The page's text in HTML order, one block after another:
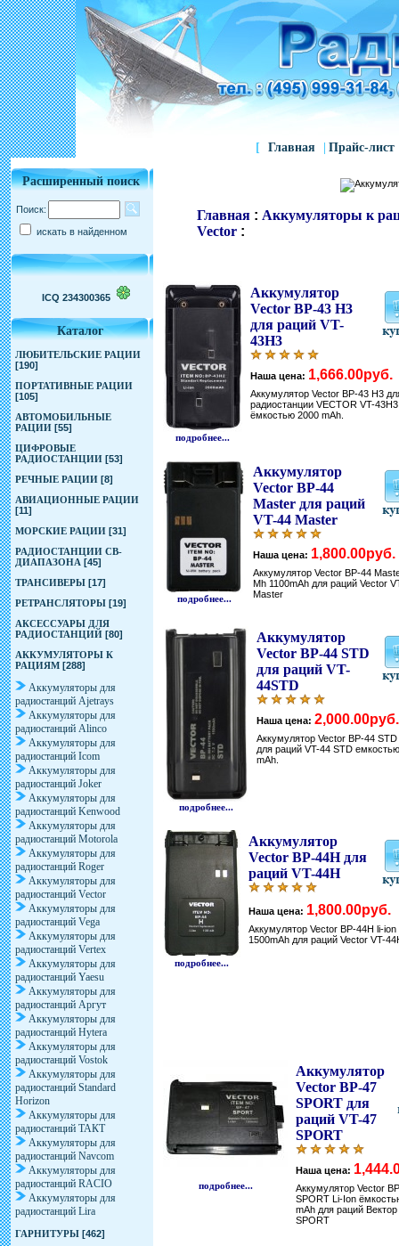
[ Главная Прайс-лист
Расширенный поиск
Поиск:
искать в найденном
ICQ 234300365
Каталог
ЛЮБИТЕЛЬСКИЕ РАЦИИ
[190]
ПОРТАТИВНЫЕ РАЦИИ
[105]
АВТОМОБИЛЬНЫЕ
РАЦИИ [55]
ЦИФРОВЫЕ
РАДИОСТАНЦИИ [53]
РЕЧНЫЕ РАЦИИ [8]
АВИАЦИОННЫЕ РАЦИИ
[11]
МОРСКИЕ РАЦИИ [31]
РАДИОСТАНЦИИ CB-
ДИАПАЗОНА [45]
ТРАНСИВЕРЫ [17]
РЕТРАНСЛЯТОРЫ [19]
АКСЕССУАРЫ ДЛЯ
РАДИОСТАНЦИЙ [80]
АККУМУЛЯТОРЫ К
РАЦИЯМ [288]
Аккумуляторы для
радиостанций Ajetrays
Аккумуляторы для
радиостанций Alinco
Аккумуляторы для
радиостанций Icom
Аккумуляторы для
радиостанций Joker
Аккумуляторы для
радиостанций Kenwood
Аккумуляторы для
радиостанций Motorola
Аккумуляторы для
радиостанций Roger
Аккумуляторы для
радиостанций Vector
Аккумуляторы для
радиостанций Vega
Аккумуляторы для
радиостанций Vertex
Аккумуляторы для
радиостанций Yaesu
Аккумуляторы для
радиостанций Аргут
Аккумуляторы для
радиостанций Hytera
Аккумуляторы для
радиостанций Vostok
Аккумуляторы для
радиостанций Standard
Horizon
Аккумуляторы для
радиостанций ТАКТ
Аккумуляторы для
радиостанций Navcom
Аккумуляторы для
радиостанций RACIO
Аккумуляторы для
радиостанций Lira
ГАРНИТУРЫ [462]
Главная : Аккумуляторы к
Vector :
подробнее...
Аккумулятор
Vector BP-43 H3
для раций VT-
43H3
Наша цена: 1,666.00руб.
Аккумулятор Vector BP-43 H3
радиостанции VECTOR VT-
ёмкостью 2000 mAh.
подробнее...
Аккумулятор
Vector BP-44
Master для раций
VT-44 Master
Наша цена: 1,800.00руб.
Аккумулятор Vector BP-44
Mh 1100mAh для раций Vector
Master
подробнее...
Аккумулятор
Vector BP-44 STD
для раций VT-
44STD
Наша цена: 2,000.00руб.
Аккумулятор Vector BP-44
для раций VT-44 STD
mAh.
подробнее...
Аккумулятор
Vector BP-44H для
раций VT-44H
Наша цена: 1,800.00руб.
Аккумулятор Vector BP-44H li-ion
1500mAh для раций Vector VT-
подробнее...
Аккумулятор
Vector BP-47
SPORT для
раций VT-47
SPORT
Наша цена:
Аккумулятор Vector
SPORT Li-Ion
mAh для раций
SPORT